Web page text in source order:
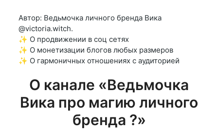
Автор: Ведьмочка личного бренда Вика
@victoria.witch.
✨ О продвижении в соц сетях
✨ О монетизации блогов любых размеров
✨ О гармоничных отношениях с аудиторией
О канале «Ведьмочка
Вика про магию личного
бренда ?»